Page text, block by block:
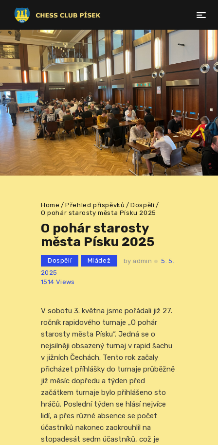
Home Přehled příspěvků
Dospělí
O pohár starosty města Písku 2025
O pohár starosty
města Písku 2025
Dospělí Mládež by admin
5. 5.
2025
1514 Views
V sobotu 3. května jsme pořádali již 27.
ročník rapidového turnaje „O pohár
starosty města Písku“. Jedná se o
nejsilněji obsazený turnaj v rapid šachu
v jižních Čechách. Tento rok začaly
přicházet příhlášky do turnaje průběžně
již měsíc dopředu a týden před
začátkem turnaje bylo přihlášeno sto
hráčů. Poslední týden se hlásí nejvíce
lidí, a přes různé absence se počet
účastníků nakonec zaokrouhlil na
stopadesát sedm účastníků, což je